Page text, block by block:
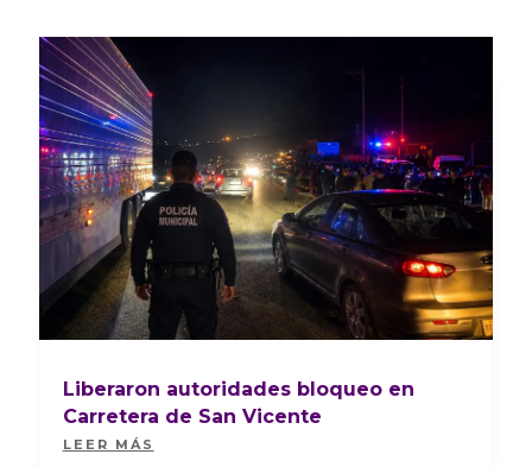
Liberaron autoridades bloqueo en
Carretera de San Vicente
LEER MÁS